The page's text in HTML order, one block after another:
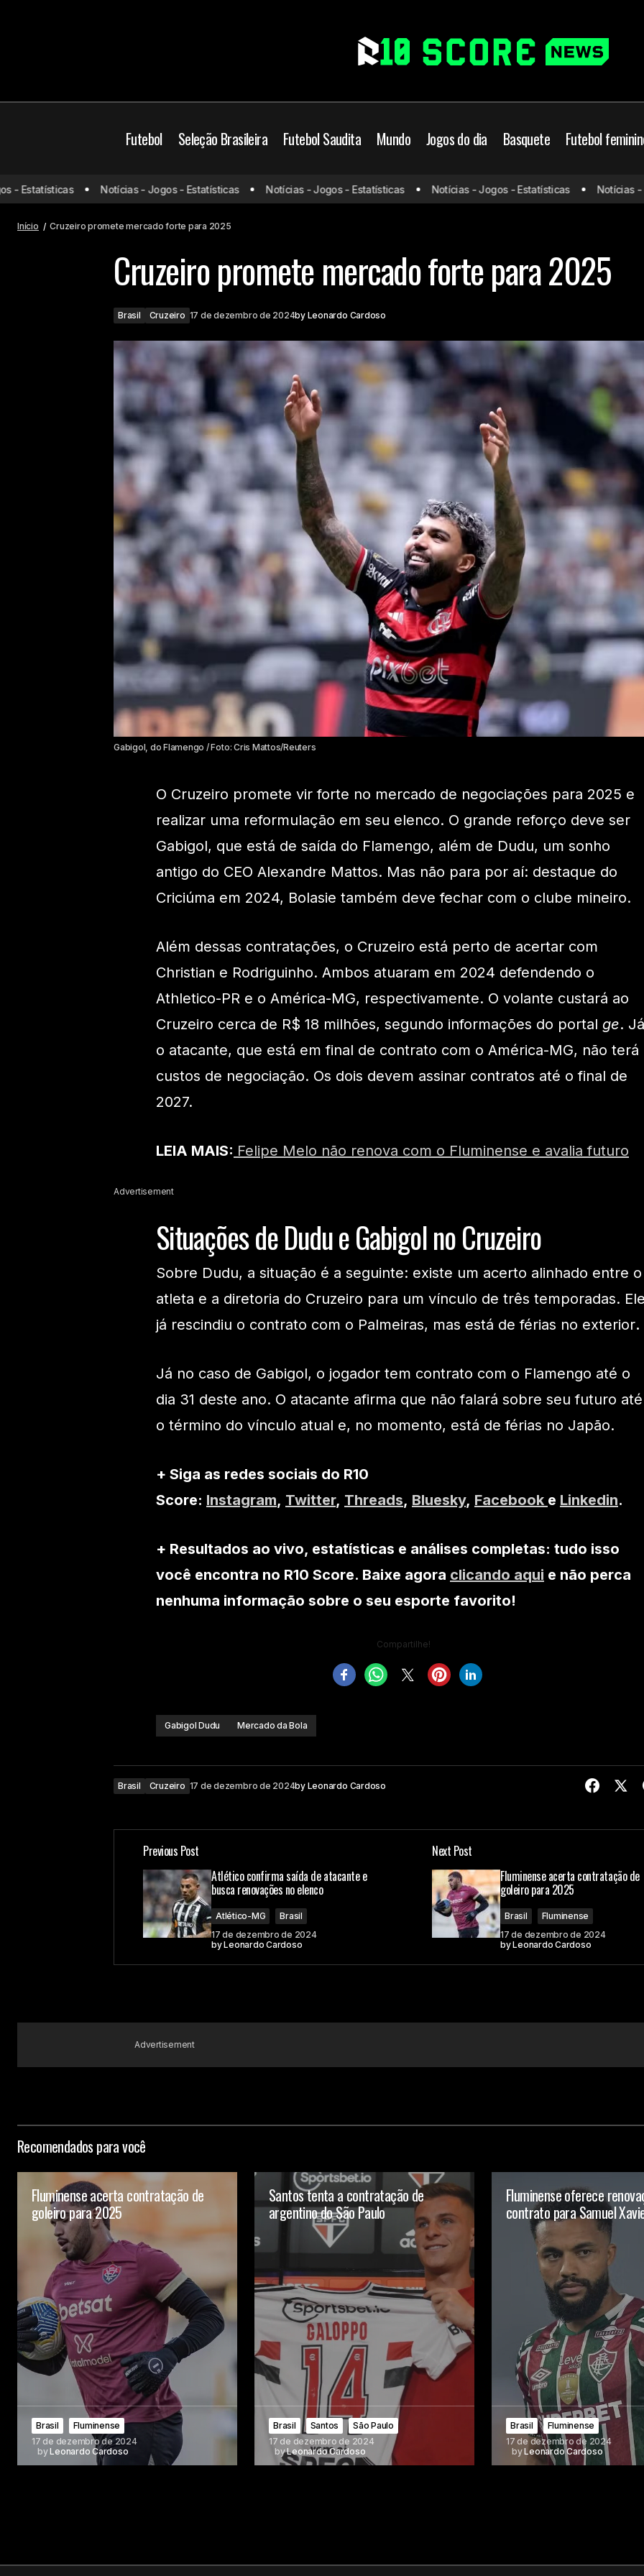
Futebol Seleção Brasileira Futebol Saudita Mundo Jogos do dia Basquete Futebol
Atlético confirma saída de atacante e
busca renovações no elenco
Brasil Cruzeiro Cruzeiro promete mercado forte para 2025
Estatísticas Notícias - Jogos - Estatísticas Notícias - Jogos - Estatísticas Notícias - Jogos - Estatísticas Notícias -
Início Cruzeiro promete mercado forte para 2025
Cruzeiro promete mercado forte para 2025
Brasil Cruzeiro 17 de dezembro de 2024by Leonardo Cardoso
Gabigol, do Flamengo / Foto: Cris Mattos/Reuters
O Cruzeiro promete vir forte no mercado de negociações para 2025 e
realizar uma reformulação em seu elenco. O grande reforço deve ser
Gabigol, que está de saída do Flamengo, além de Dudu, um sonho
antigo do CEO Alexandre Mattos. Mas não para por aí: destaque do
Criciúma em 2024, Bolasie também deve fechar com o clube mineiro.
Além dessas contratações, o Cruzeiro está perto de acertar com
Christian e Rodriguinho. Ambos atuaram em 2024 defendendo o
Athletico-PR e o América-MG, respectivamente. O volante custará ao
Cruzeiro cerca de R$ 18 milhões, segundo informações do portal ge. Já
o atacante, que está em final de contrato com o América-MG, não terá
custos de negociação. Os dois devem assinar contratos até o final de
2027.
LEIA MAIS: Felipe Melo não renova com o Fluminense e avalia futuro
Advertisement
Situações de Dudu e Gabigol no Cruzeiro
Sobre Dudu, a situação é a seguinte: existe um acerto alinhado entre o
atleta e a diretoria do Cruzeiro para um vínculo de três temporadas.
já rescindiu o contrato com o Palmeiras, mas está de férias no exterior.
Já no caso de Gabigol, o jogador tem contrato com o Flamengo até o
dia 31 deste ano. O atacante afirma que não falará sobre seu futuro até
o término do vínculo atual e, no momento, está de férias no Japão.
+ Siga as redes sociais do R10
Score: Instagram, Twitter, Threads, Bluesky, Facebook e Linkedin.
+ Resultados ao vivo, estatísticas e análises completas: tudo isso
você encontra no R10 Score. Baixe agora clicando aqui e não perca
nenhuma informação sobre o seu esporte favorito!
Compartilhe!
Gabigol Dudu Mercado da Bola
Brasil Cruzeiro 17 de dezembro de 2024by Leonardo Cardoso
Previous Post
Atlético confirma saída de atacante e
busca renovações no elenco
Atlético-MG
Brasil
17 de dezembro de 2024
byLeonardo Cardoso
Next Post
Fluminense acerta contratação de
goleiro para 2025
Brasil
Fluminense
17 de dezembro de 2024
byLeonardo Cardoso
Advertisement
Recomendados para você
Fluminense acerta contratação de
goleiro para 2025
Brasil
Fluminense
17 de dezembro de 2024
byLeonardo Cardoso
Santos tenta a contratação de
argentino do São Paulo
Brasil Santos
São Paulo
17 de dezembro de 2024
byLeonardo Cardoso
Fluminense oferece
contrato para Samuel
Brasil
Fluminense
17 de dezembro de 2024
byLeonardo Cardoso